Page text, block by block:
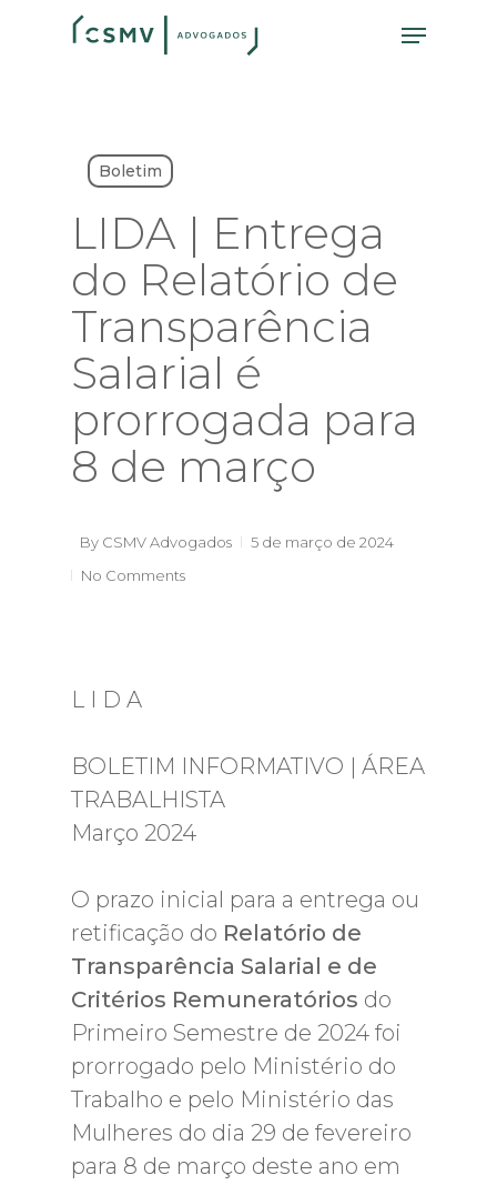
Menu
Boletim
LIDA | Entrega
do Relatório de
Transparência
Salarial é
prorrogada para
8 de março
By CSMV Advogados
5 de março de 2024
No Comments
L I D A
BOLETIM INFORMATIVO | ÁREA
TRABALHISTA
Março 2024
O prazo inicial para a entrega ou
retificação do Relatório de
Transparência Salarial e de
Critérios Remuneratórios do
Primeiro Semestre de 2024 foi
prorrogado pelo Ministério do
Trabalho e pelo Ministério das
Mulheres do dia 29 de fevereiro
para 8 de março deste ano em